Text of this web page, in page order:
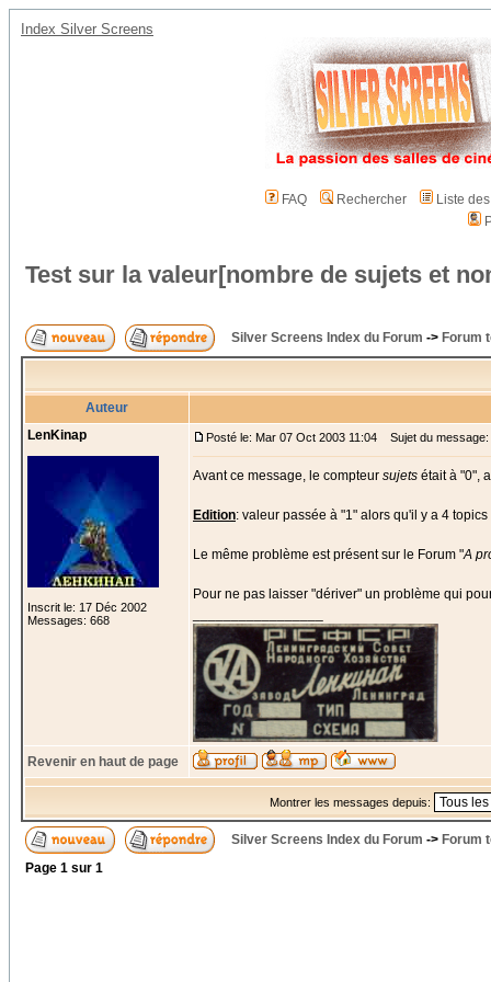
Index Silver Screens
FAQ Rechercher
Liste
Test sur la valeur[nombre de sujets et
Silver Screens Index du Forum -> Forum
Auteur
LenKinap
Inscrit le: 17 Déc 2002
Messages: 668
Posté le: Mar 07 Oct 2003 11:04 Sujet du
Avant ce message, le compteur sujets était à "0",
Edition: valeur passée à "1" alors qu'il y a 4 topics
Le même problème est présent sur le Forum "A
Pour ne pas laisser "dériver" un problème qui
Revenir en haut de page
Montrer les messages depuis:
Silver Screens Index du Forum -> Forum
Page 1 sur 1